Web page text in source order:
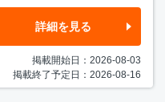
詳細を見る
掲載開始日：2026-08-03
掲載終了予定日：2026-08-16